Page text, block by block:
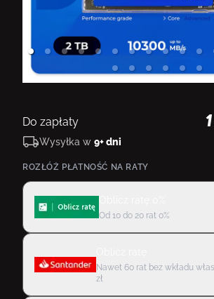
Do zapłaty
Wysyłka w 9+ dni
ROZŁÓŻ PŁATNOŚĆ NA RATY
Od 10 do 20 rat 0%
Nawet 60 rat bez wkładu
zł